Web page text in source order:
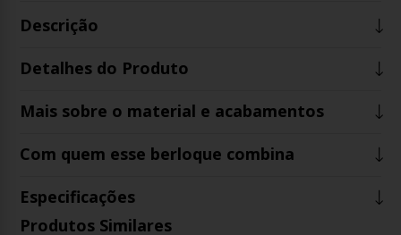
Descrição
Detalhes do Produto
Mais sobre o material e acabamentos
Com quem esse berloque combina
Especificações
Produtos Similares